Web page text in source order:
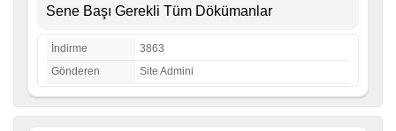
Sene Başı Gerekli Tüm Dökümanlar
İndirme
3863
Gönderen
Site Admini